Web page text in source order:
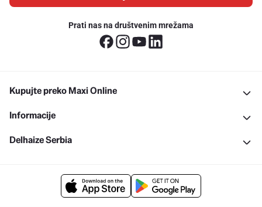
Prati nas na društvenim mrežama
Kupujte preko Maxi Online
Informacije
Delhaize Serbia